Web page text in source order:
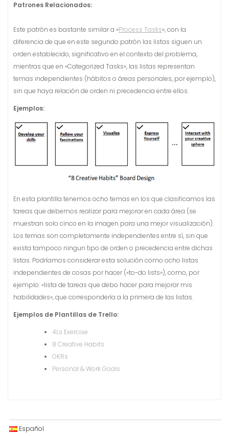
Patrones Relacionados:
Este patrón es bastante similar a «Process Tasks«, con la
diferencia de que en este segundo patrón las listas siguen un
orden establecido, significativo en el contexto del problema,
mientras que en «Categorized Tasks», las listas representan
temas independientes (hábitos o áreas personales, por ejemplo),
sin que haya relación de orden ni precedencia entre ellos.
Ejemplos:
En esta plantilla tenemos ocho temas en los que clasificamos las
tareas que debemos realizar para mejorar en cada área (se
muestran solo cinco en la imagen para una mejor visualización).
Los temas son completamente independientes entre sí, sin que
exista tampoco ningun tipo de orden o precedencia entre dichas
listas. Podríamos considerar esta solución como ocho listas
independientes de cosas por hacer («to-do lists»), como, por
ejemplo: «lista de tareas que debo hacer para mejorar mis
habilidades», que correspondería a la primera de las listas.
Ejemplos de Plantillas de Trello:
4Ls Exercise
8 Creative Habits
OKRs
Personal & Work Goals
Español